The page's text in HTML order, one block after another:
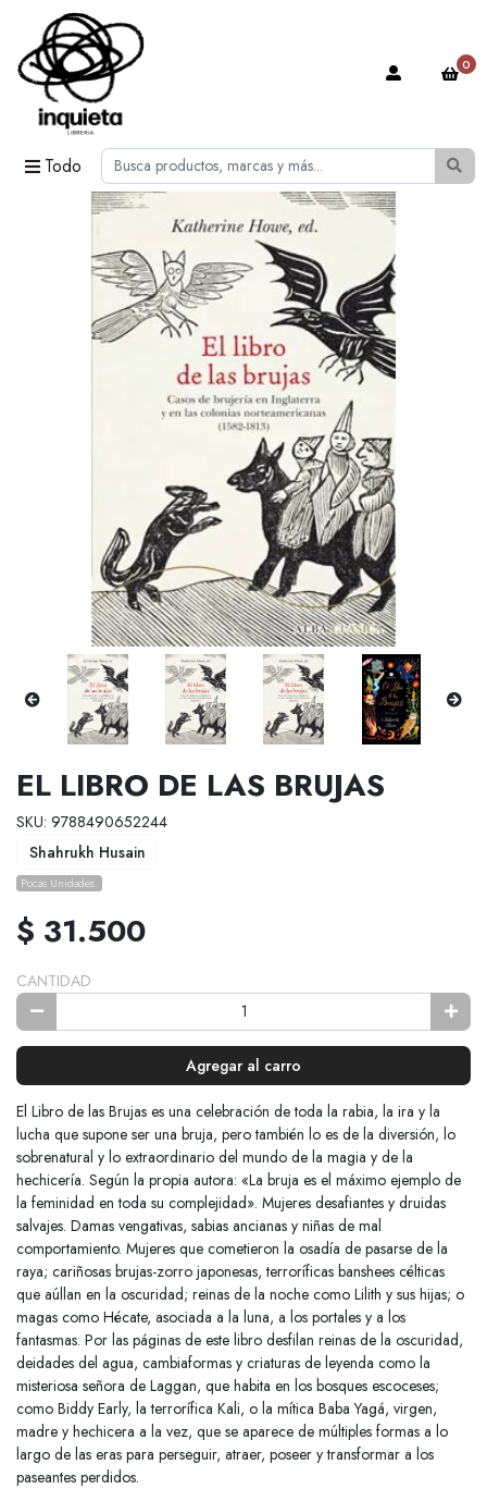
Todo
0
EL LIBRO DE LAS BRUJAS
SKU: 9788490652244
Shahrukh Husain
Pocas Unidades.
$ 31.500
CANTIDAD
Agregar al carro
El Libro de las Brujas es una celebración de toda la rabia, la ira y la
lucha que supone ser una bruja, pero también lo es de la diversión, lo
sobrenatural y lo extraordinario del mundo de la magia y de la
hechicería. Según la propia autora: «La bruja es el máximo ejemplo de
la feminidad en toda su complejidad». Mujeres desafiantes y druidas
salvajes. Damas vengativas, sabias ancianas y niñas de mal
comportamiento. Mujeres que cometieron la osadía de pasarse de la
raya; cariñosas brujas-zorro japonesas, terroríficas banshees célticas
que aúllan en la oscuridad; reinas de la noche como Lilith y sus hijas; o
magas como Hécate, asociada a la luna, a los portales y a los
fantasmas. Por las páginas de este libro desfilan reinas de la oscuridad,
deidades del agua, cambiaformas y criaturas de leyenda como la
misteriosa señora de Laggan, que habita en los bosques escoceses;
como Biddy Early, la terrorífica Kali, o la mítica Baba Yagá, virgen,
madre y hechicera a la vez, que se aparece de múltiples formas a lo
largo de las eras para perseguir, atraer, poseer y transformar a los
paseantes perdidos.